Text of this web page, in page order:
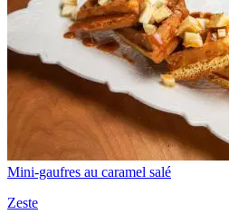
Mini-gaufres au caramel salé
Zeste